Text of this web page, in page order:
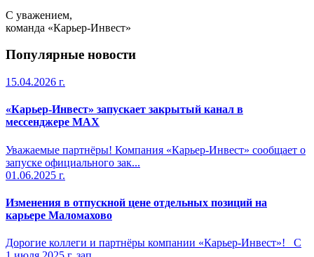
С уважением,
команда «Карьер-Инвест»
Популярные новости
15.04.2026 г.
«Карьер-Инвест» запускает закрытый канал в
мессенджере MAX
Уважаемые партнёры! Компания «Карьер-Инвест» сообщает о
запуске официального зак...
01.06.2025 г.
Изменения в отпускной цене отдельных позиций на
карьере Маломахово
Дорогие коллеги и партнёры компании «Карьер-Инвест»! С